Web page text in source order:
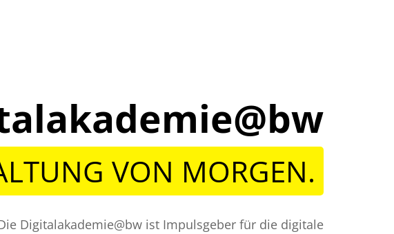
VON MORGEN.
Digitalakademie@bw ist Impulsgeber für die digitale